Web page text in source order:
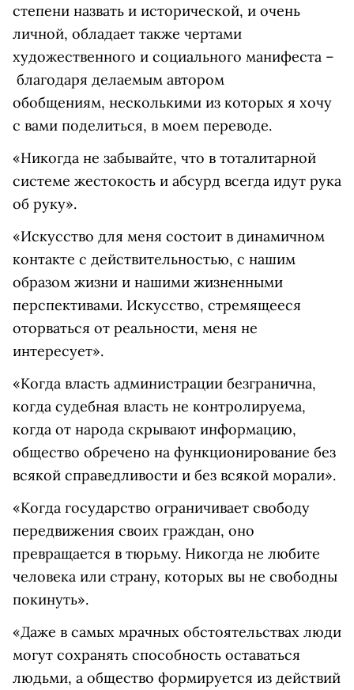
степени назвать и исторической, и очень
личной, обладает также чертами
художественного и социального манифеста –
благодаря делаемым автором
обобщениям, несколькими из которых я хочу
с вами поделиться, в моем переводе.
«Никогда не забывайте, что в тоталитарной
системе жестокость и абсурд всегда идут рука
об руку».
«Искусство для меня состоит в динамичном
контакте с действительностью, с нашим
образом жизни и нашими жизненными
перспективами. Искусство, стремящееся
оторваться от реальности, меня не
интересует».
«Когда власть администрации безгранична,
когда судебная власть не контролируема,
когда от народа скрывают информацию,
общество обречено на функционирование без
всякой справедливости и без всякой морали».
«Когда государство ограничивает свободу
передвижения своих граждан, оно
превращается в тюрьму. Никогда не любите
человека или страну, которых вы не свободны
покинуть».
«Даже в самых мрачных обстоятельствах люди
могут сохранять способность оставаться
людьми, а общество формируется из действий